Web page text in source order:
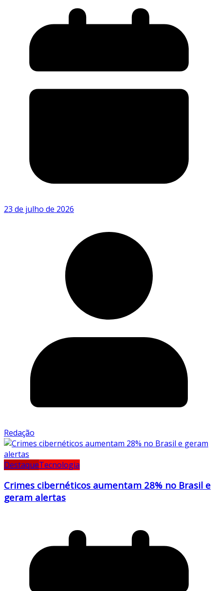
23 de julho de 2026
Redação
DestaqueTecnologia
Crimes cibernéticos aumentam 28% no Brasil e
geram alertas